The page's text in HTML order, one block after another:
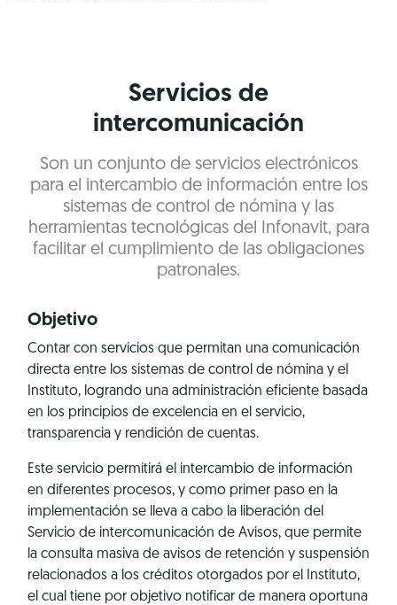
Servicios de
intercomunicación
Son un conjunto de servicios electrónicos
para el intercambio de información entre los
sistemas de control de nómina y las
herramientas tecnológicas del Infonavit, para
facilitar el cumplimiento de las obligaciones
patronales.
Objetivo
Contar con servicios que permitan una comunicación
directa entre los sistemas de control de nómina y el
Instituto, logrando una administración eficiente basada
en los principios de excelencia en el servicio,
transparencia y rendición de cuentas.
Este servicio permitirá el intercambio de información
en diferentes procesos, y como primer paso en la
implementación se lleva a cabo la liberación del
Servicio de intercomunicación de Avisos, que permite
la consulta masiva de avisos de retención y suspensión
relacionados a los créditos otorgados por el Instituto,
el cual tiene por objetivo notificar de manera oportuna